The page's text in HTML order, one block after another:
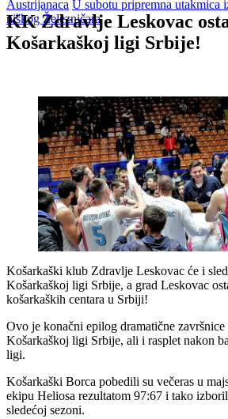
Austrijanaca U subotu pripremna utakmica
niškog Železničara
KK Zdravlje Leskovac
Košarkaškoj ligi Srbije!
Košarkaški klub Zdravlje Leskovac će i
Košarkaškoj ligi Srbije, a grad Leskovac
košarkaških centara u Srbiji!
Ovo je konačni epilog dramatične
Košarkaškoj ligi Srbije, ali i rasplet nakon
ligi.
Košarkaški Borca pobedili su večeras u
ekipu Heliosa rezultatom 97:67 i tako
sledećoj sezoni.